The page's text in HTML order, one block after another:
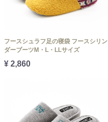
フースシュラフ足の寝袋 フースシリン
ダーブーツM・L・LLサイズ
¥ 2,860